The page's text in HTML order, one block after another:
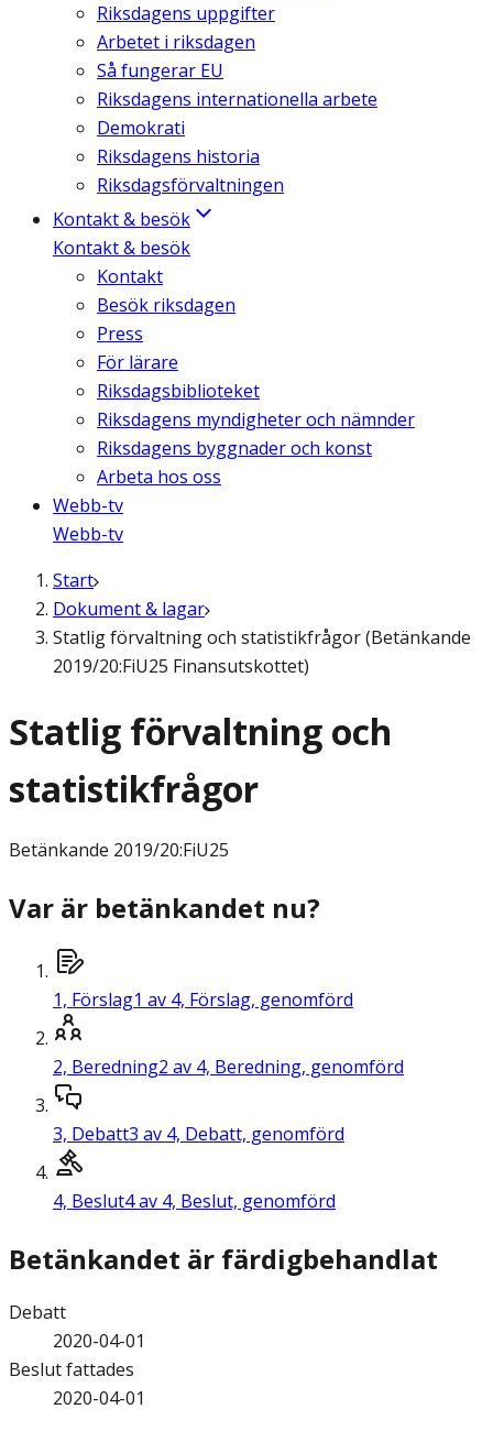
Riksdagens uppgifter
Arbetet i riksdagen
Så fungerar EU
Riksdagens internationella arbete
Demokrati
Riksdagens historia
Riksdagsförvaltningen
Kontakt & besök
Kontakt & besök
Kontakt
Besök riksdagen
Press
För lärare
Riksdagsbiblioteket
Riksdagens myndigheter och nämnder
Riksdagens byggnader och konst
Arbeta hos oss
Webb-tv
Webb-tv
Start
Dokument & lagar
Statlig förvaltning och statistikfrågor (Betänkande
2019/20:FiU25 Finansutskottet)
Statlig förvaltning och
statistikfrågor
Betänkande 2019/20:FiU25
Var är betänkandet nu?
1, Förslag1 av 4, Förslag, genomförd
2, Beredning2 av 4, Beredning, genomförd
3, Debatt3 av 4, Debatt, genomförd
4, Beslut4 av 4, Beslut, genomförd
Betänkandet är färdigbehandlat
Debatt
2020-04-01
Beslut fattades
2020-04-01